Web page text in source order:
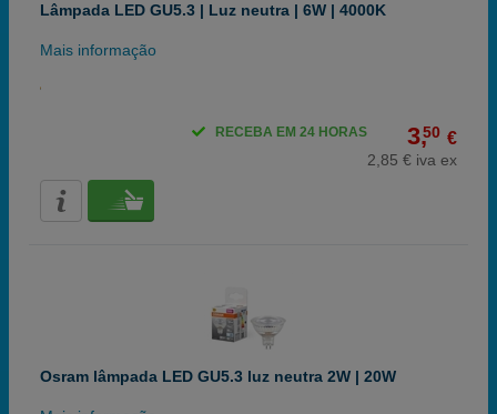
Lâmpada LED GU5.3 | Luz neutra | 6W | 4000K
Mais informação
3,50 €
2,85 € iva ex
RECEBA EM 24 HORAS
Osram lâmpada LED GU5.3 luz neutra 2W | 20W